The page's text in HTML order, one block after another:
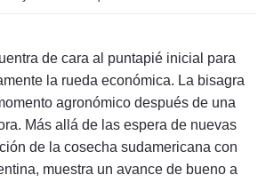
de cara al puntapié inicial para
la rueda económica. La bisagra
agronómico después de una
Más allá de las espera de nuevas
de la cosecha sudamericana con
muestra un avance de bueno a